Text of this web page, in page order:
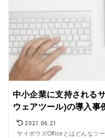
中小企業に支持される
ウェアツール)の導入事
2021.06.21
サイボウズOfficeとはどんなツ